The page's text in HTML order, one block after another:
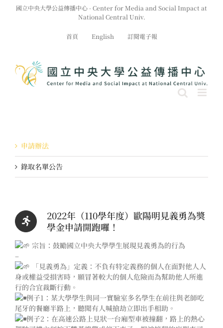
國立中央大學公益傳播中心 - Center for Media and Social Impact at
National Central Univ.
首頁 English 訂閱電子報
申請辦法
錄取名單公告
2022年（110學年度）歐陽明見義勇為獎
學金申請開跑囉！
宗旨：鼓勵國立中央大學學生展現見義勇為的行為
–
「見義勇為」定義：不負有特定義務的個人在面對他人人
身或權益受損害時，願冒著較大的個人危險而為幫助他人所進
行的合宜裁斷行動。
例子1：某大學學生與同一實驗室多名學生在前往與老師吃
尾牙的餐廳半路上，聽聞有人喊搶劫立即出手相助。
例子2：在高速公路上見狀一台廂型車被撞翻，路上的熱心